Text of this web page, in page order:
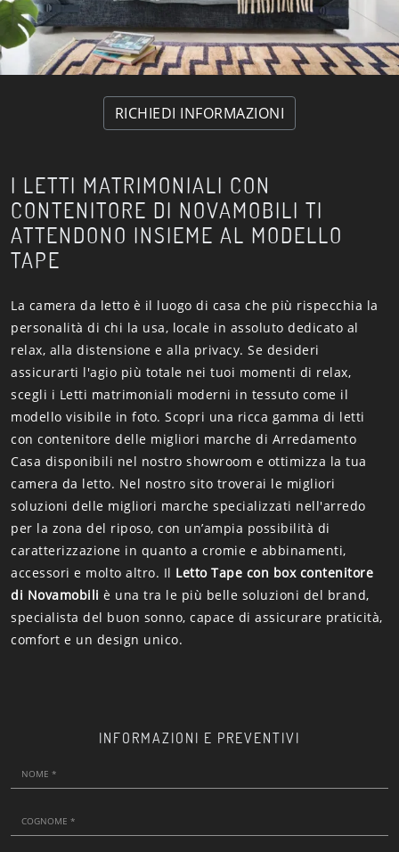
RICHIEDI INFORMAZIONI
I LETTI MATRIMONIALI CON
CONTENITORE DI NOVAMOBILI TI
ATTENDONO INSIEME AL MODELLO
TAPE
La camera da letto è il luogo di casa che più rispecchia la
personalità di chi la usa, locale in assoluto dedicato al
relax, alla distensione e alla privacy. Se desideri
assicurarti l'agio più totale nei tuoi momenti di relax,
scegli i Letti matrimoniali moderni in tessuto come il
modello visibile in foto. Scopri una ricca gamma di letti
con contenitore delle migliori marche di Arredamento
Casa disponibili nel nostro showroom e ottimizza la tua
camera da letto. Nel nostro sito troverai le migliori
soluzioni delle migliori marche specializzati nell'arredo
per la zona del riposo, con un’ampia possibilità di
caratterizzazione in quanto a cromie e abbinamenti,
accessori e molto altro. Il Letto Tape con box contenitore
di Novamobili è una tra le più belle soluzioni del brand,
specialista del buon sonno, capace di assicurare praticità,
comfort e un design unico.
INFORMAZIONI E PREVENTIVI